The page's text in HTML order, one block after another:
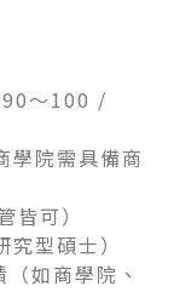
～100 /
學院需具備商
可）
型碩士）
如商學院、